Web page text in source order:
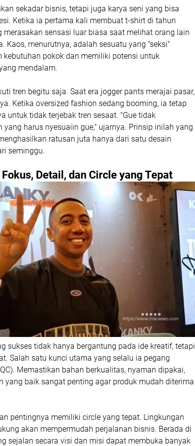
sekadar bisnis, tetapi juga karya seni yang bisa
Ketika ia pertama kali membuat t-shirt di tahun
merasakan sensasi luar biasa saat melihat orang lain
Kaos, menurutnya, adalah sesuatu yang "seksi"
kebutuhan pokok dan memiliki potensi untuk
mendalam.
tren begitu saja. Saat era jogger pants merajai pasar,
Ketika oversized fashion sedang booming, ia tetap
untuk tidak terjebak tren sesaat. "Gue tidak
yang harus nyesuaiin gue," ujarnya. Prinsip inilah yang
ratusan juta hanya dari satu desain
seminggu.
Detail, dan Circle yang Tepat
sukses tidak hanya bergantung pada ide kreatif, tetapi
Salah satu kunci utama yang selalu ia pegang
Memastikan bahan berkualitas, nyaman dipakai,
yang baik sangat penting agar produk mudah diterima
pentingnya memiliki circle yang tepat. Lingkungan
akan mempermudah perjalanan bisnis. Berada di
sejalan secara visi dan misi dapat membuka banyak